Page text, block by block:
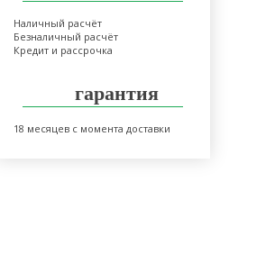
Наличный расчёт
Безналичный расчёт
Кредит и рассрочка
гарантия
18 месяцев с момента доставки